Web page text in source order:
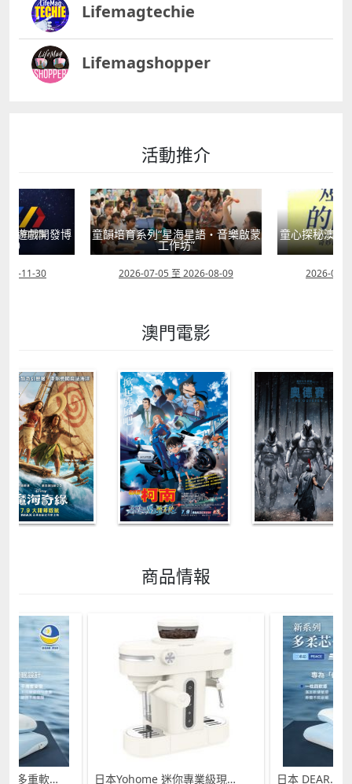
Lifemagtechie
Lifemagshopper
活動推介
（遊戲開發博
）
11-30
童韻培育系列“星海星語・音樂啟蒙
工作坊”
2026-07-05 至 2026-08-09
童心探秘澳門
2026-07-
澳門電影
商品情報
日本 DEAR.MIN 雲感多重軟芯柔托緩壓Peace柔眠枕 (需訂貨) 日本Yohome 迷你專業級現磨鮮萃奶泡3合1半自動家庭意式咖啡機 (需訂貨)